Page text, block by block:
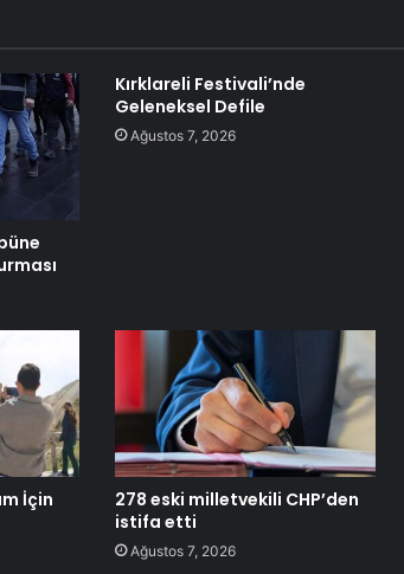
Kırklareli Festivali’nde
Geleneksel Defile
Ağustos 7, 2026
İçin
278 eski milletvekili CHP’den
istifa etti
Ağustos 7, 2026